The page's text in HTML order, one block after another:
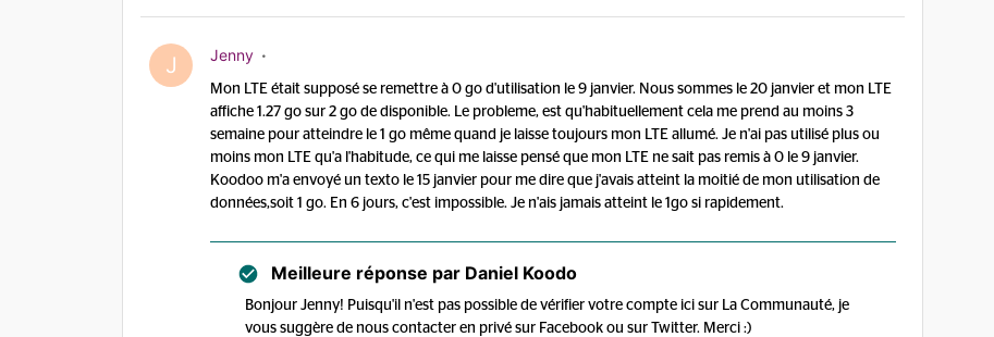
J Jenny
Mon LTE était supposé se remettre à 0 go d'utilisation le 9 janvier. Nous sommes le 20 janvier et mon LTE
affiche 1.27 go sur 2 go de disponible. Le probleme, est qu'habituellement cela me prend au moins 3
semaine pour atteindre le 1 go même quand je laisse toujours mon LTE allumé. Je n'ai pas utilisé plus ou
moins mon LTE qu'a l'habitude, ce qui me laisse pensé que mon LTE ne sait pas remis à 0 le 9 janvier.
Koodoo m'a envoyé un texto le 15 janvier pour me dire que j'avais atteint la moitié de mon utilisation de
données,soit 1 go. En 6 jours, c'est impossible. Je n'ais jamais atteint le 1go si rapidement.
Meilleure réponse par Daniel Koodo
Bonjour Jenny! Puisqu'il n'est pas possible de vérifier votre compte ici sur La Communauté, je
vous suggère de nous contacter en privé sur Facebook ou sur Twitter. Merci :)